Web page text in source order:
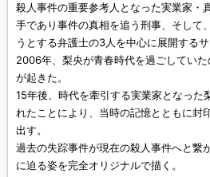
殺人事件の重要参考人となった実業家・
手であり事件の真相を追う刑事、そして
うとする弁護士の3人を中心に展開する
2006年、梨央が青春時代を過ごしてい
が起きた。
15年後、時代を牽引する実業家となった
れたことにより、当時の記憶とともに封
出す。
過去の失踪事件が現在の殺人事件へと繋
に迫る姿を完全オリジナルで描く。